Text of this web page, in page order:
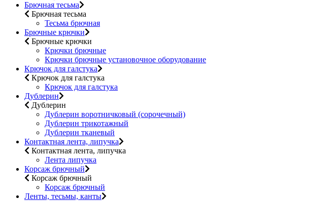
Брючная тесьма
Брючная тесьма
Тесьма брючная
Брючные крючки
Брючные крючки
Крючки брючные
Крючки брючные установочное оборудование
Крючок для галстука
Крючок для галстука
Крючок для галстука
Дублерин
Дублерин
Дублерин воротничковый (сорочечный)
Дублерин трикотажный
Дублерин тканевый
Контактная лента, липучка
Контактная лента, липучка
Лента липучка
Корсаж брючный
Корсаж брючный
Корсаж брючный
Ленты, тесьмы, канты